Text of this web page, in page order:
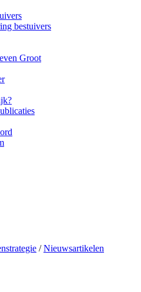
bestuivers
Groot
/Nieuwsartikelen